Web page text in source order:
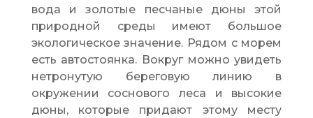
вода и золотые песчаные дюны этой
природной среды имеют большое
экологическое значение. Рядом с морем
есть автостоянка. Вокруг можно увидеть
нетронутую береговую линию в
окружении соснового леса и высокие
дюны, которые придают этому месту